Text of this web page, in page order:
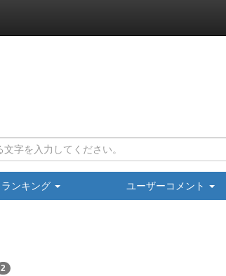
ランキング ユーザーコメント
2